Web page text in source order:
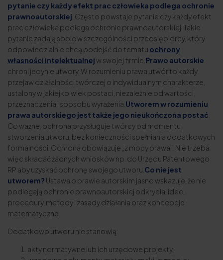
pytanie czy każdy efekt prac człowieka podlega ochronie
prawnoautorskiej . Często powstaje pytanie czy każdy efekt
prac człowieka podlega ochronie prawnoautorskiej. Takie
pytanie zadają sobie w szczególności przedsiębiorcy, który
odpowiedzialnie chcą podejść do tematu ochrony
własności intelektualnejw swojej firmie. Prawo autorskie
chroni jedynie utwory. W rozumieniu prawa utwór to każdy
przejaw działalności twórczej o indywidualnym charakterze,
ustalony w jakiejkolwiek postaci, niezależnie od wartości,
przeznaczenia i sposobu wyrażenia. Utworem w rozumieniu
prawa autorskiego jest także jego nieukończona postać
Co ważne, ochrona przysługuje twórcy od momentu
stworzenia utworu, bez konieczności spełniania dodatkowych
formalności. Ochrona obowiązuje „z mocy prawa”. Nie trzeba
więc składać żadnych wniosków np. do Urzędu Patentowego
RP aby uzyskać ochronę swojego utworu. Co nie jest
utworem? Ustawa o prawie autorskim jasno wskazuje, że nie
podlegają ochronie prawnoautorskiej odkrycia, idee,
procedury, metody i zasady działania oraz koncepcje
matematyczne.
Dodatkowo utworu nie stanowią:
akty normatywne lub ich urzędowe projekty;